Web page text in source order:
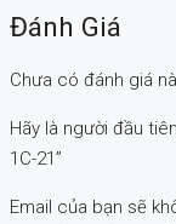
Đánh Giá
Chưa có đánh giá
Hãy là người đầu
1C-21”
Email của bạn sẽ